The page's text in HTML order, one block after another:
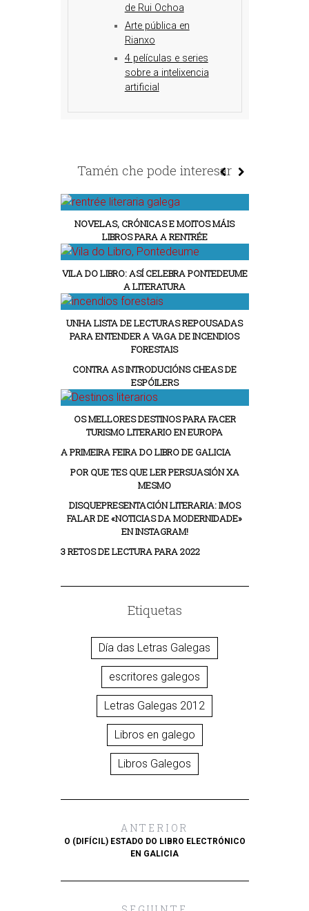
de Rui Ochoa
Arte pública en
Rianxo
4 películas e series
sobre a intelixencia
artificial
Tamén che pode interesar
NOVELAS, CRÓNICAS E MOITOS MÁIS
LIBROS PARA A RENTRÉE
VILA DO LIBRO: ASÍ CELEBRA PONTEDEUME
A LITERATURA
UNHA LISTA DE LECTURAS REPOUSADAS
PARA ENTENDER A VAGA DE INCENDIOS
FORESTAIS
CONTRA AS INTRODUCIÓNS CHEAS DE
ESPÓILERS
OS MELLORES DESTINOS PARA FACER
TURISMO LITERARIO EN EUROPA
A PRIMEIRA FEIRA DO LIBRO DE GALICIA
POR QUE TES QUE LER PERSUASIÓN XA
MESMO
DISQUEPRESENTACIÓN LITERARIA: IMOS
FALAR DE «NOTICIAS DA MODERNIDADE»
EN INSTAGRAM!
3 RETOS DE LECTURA PARA 2022
Etiquetas
Día das Letras Galegas
escritores galegos
Letras Galegas 2012
Libros en galego
Libros Galegos
ANTERIOR
O (DIFÍCIL) ESTADO DO LIBRO ELECTRÓNICO
EN GALICIA